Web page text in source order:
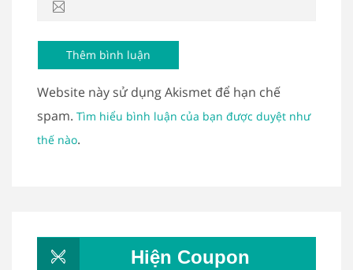
Website này sử dụng Akismet để hạn chế
spam. Tìm hiểu bình luận của bạn được duyệt như
thế nào.
Hiện Coupon